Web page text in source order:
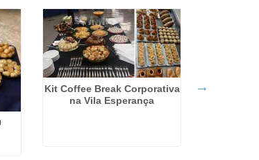
Kit Coffee Break Corporativa
na Vila Esperança